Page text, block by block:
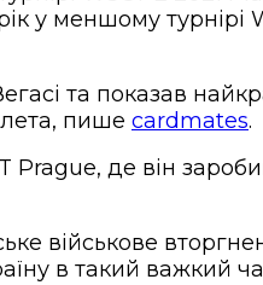
у меншому турнірі
та показав
пише cardmates.
Prague, де він
військове
в такий важкий